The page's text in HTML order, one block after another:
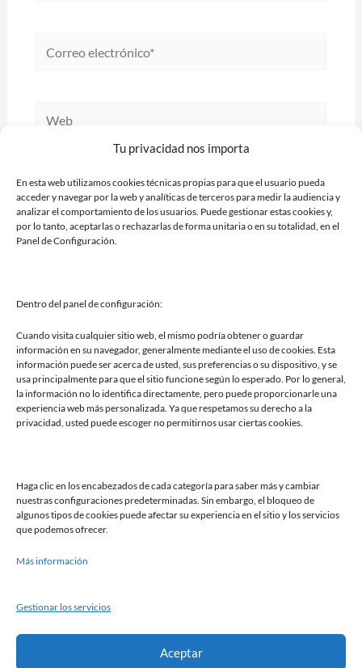
Tu privacidad nos importa
En esta web utilizamos cookies técnicas propias para que el usuario pueda
acceder y navegar por la web y analíticas de terceros para medir la audiencia y
analizar el comportamiento de los usuarios. Puede gestionar estas cookies y,
por lo tanto, aceptarlas o rechazarlas de forma unitaria o en su totalidad, en el
Panel de Configuración.
Dentro del panel de configuración:
Cuando visita cualquier sitio web, el mismo podría obtener o guardar
información en su navegador, generalmente mediante el uso de cookies. Esta
información puede ser acerca de usted, sus preferencias o su dispositivo, y se
usa principalmente para que el sitio funcione según lo esperado. Por lo general,
la información no lo identifica directamente, pero puede proporcionarle una
experiencia web más personalizada. Ya que respetamos su derecho a la
privacidad, usted puede escoger no permitirnos usar ciertas cookies.
Haga clic en los encabezados de cada categoría para saber más y cambiar
nuestras configuraciones predeterminadas. Sin embargo, el bloqueo de
algunos tipos de cookies puede afectar su experiencia en el sitio y los servicios
que podemos ofrecer.
Más información
Gestionar los servicios
Aceptar
Guarda mi nombre, correo electrónico y web en
este navegador para la próxima vez que comente.
Buscar
Política de privacidad